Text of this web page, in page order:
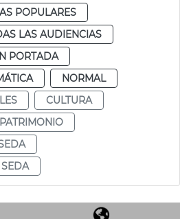
POPULARES
LAS AUDIENCIAS
PORTADA
NORMAL
CULTURA
PATRIMONIO